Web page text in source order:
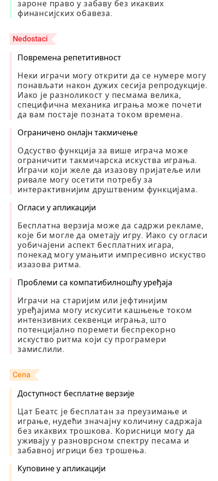
зароне право у забаву без икаквих
финансијских обавеза.
Nedostaci
Повремена репетитивност
Неки играчи могу открити да се нумере могу
понављати након дужих сесија репродукције.
Иако је разноликост у песмама велика,
специфична механика играња може почети
да вам постаје позната током времена.
Ограничено онлајн такмичење
Одсуство функција за више играча може
ограничити такмичарска искуства играња.
Играчи који желе да изазову пријатеље или
ривале могу осетити потребу за
интерактивнијим друштвеним функцијама.
Огласи у апликацији
Бесплатна верзија може да садржи рекламе,
које би могле да ометају игру. Иако су огласи
уобичајени аспект бесплатних игара,
понекад могу умањити импресивно искуство
изазова ритма.
Проблеми са компатибилношћу уређаја
Играчи на старијим или јефтинијим
уређајима могу искусити кашњење током
интензивних секвенци играња, што
потенцијално поремети беспрекорно
искуство ритма који су програмери
замислили.
Cena
Доступност бесплатне верзије
Цат Беатс је бесплатан за преузимање и
играње, нудећи значајну количину садржаја
без икаквих трошкова. Корисници могу да
уживају у разноврсном спектру песама и
забавној игрици без трошења.
Куповине у апликацији